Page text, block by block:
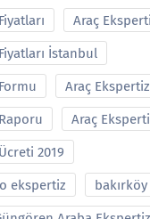
Araç
İstanbul
Araç
Araç
2019
ekspertiz